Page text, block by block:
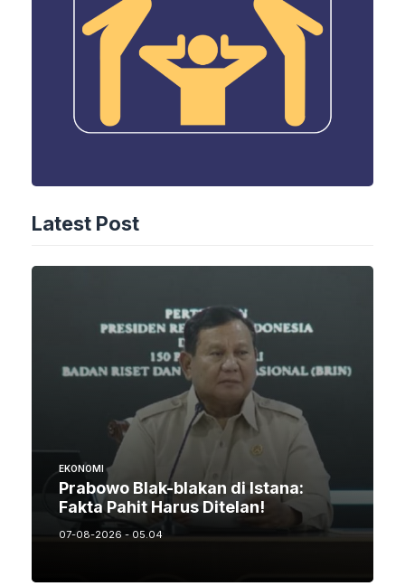
Latest Post
EKONOMI
Prabowo Blak-blakan di Istana:
Fakta Pahit Harus Ditelan!
07-08-2026 - 05.04